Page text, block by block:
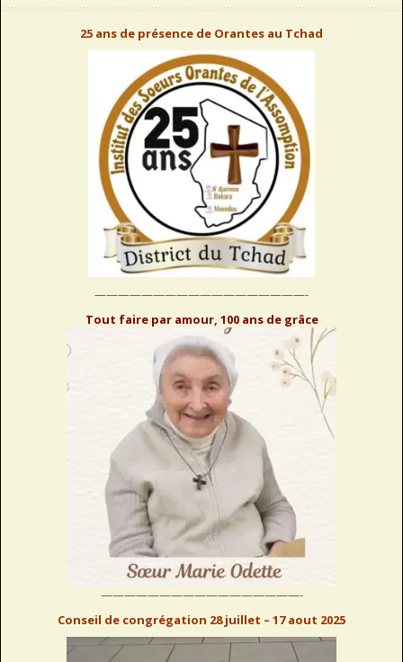
25 ans de présence de Orantes au Tchad
——————————————————-
Tout faire par amour, 100 ans de grâce
—————————————————-
Conseil de congrégation 28 juillet – 17 aout 2025